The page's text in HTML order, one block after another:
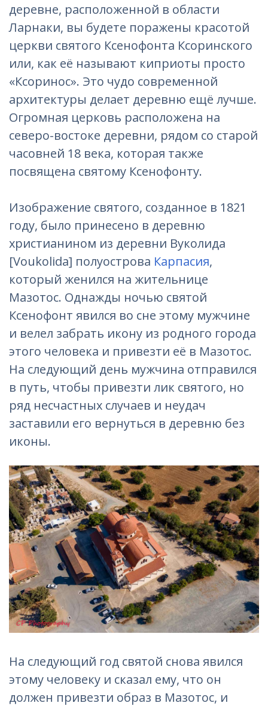
деревне, расположенной в области
Ларнаки, вы будете поражены красотой
церкви святого Ксенофонта Ксоринского
или, как её называют киприоты просто
«Ксоринос». Это чудо современной
архитектуры делает деревню ещё лучше.
Огромная церковь расположена на
северо-востоке деревни, рядом со старой
часовней 18 века, которая также
посвящена святому Ксенофонту.
Изображение святого, созданное в 1821
году, было принесено в деревню
христианином из деревни Вуколида
[Voukolida] полуострова Карпасия,
который женился на жительнице
Мазотос. Однажды ночью святой
Ксенофонт явился во сне этому мужчине
и велел забрать икону из родного города
этого человека и привезти её в Мазотос.
На следующий день мужчина отправился
в путь, чтобы привезти лик святого, но
ряд несчастных случаев и неудач
заставили его вернуться в деревню без
иконы.
На следующий год святой снова явился
этому человеку и сказал ему, что он
должен привезти образ в Мазотос, и